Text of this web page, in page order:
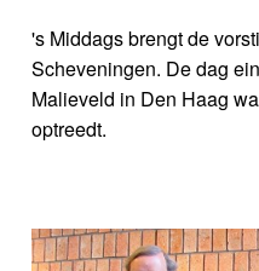
's Middags brengt de
Scheveningen. De dag
Malieveld in Den Haag
optreedt.